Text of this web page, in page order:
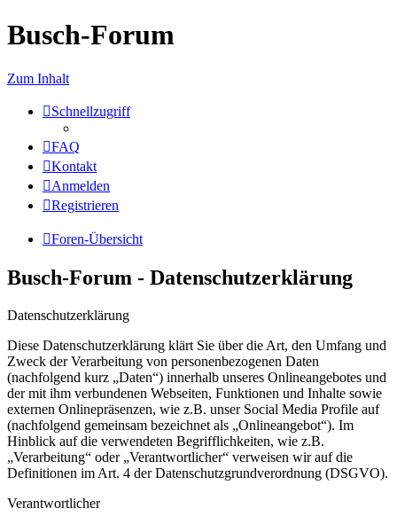
Busch-Forum
Zum Inhalt
Schnellzugriff
FAQ
Kontakt
Anmelden
Registrieren
Foren-Übersicht
Busch-Forum - Datenschutzerklärung
Datenschutzerklärung
Diese Datenschutzerklärung klärt Sie über die Art, den Umfang und
Zweck der Verarbeitung von personenbezogenen Daten
(nachfolgend kurz „Daten“) innerhalb unseres Onlineangebotes und
der mit ihm verbundenen Webseiten, Funktionen und Inhalte sowie
externen Onlinepräsenzen, wie z.B. unser Social Media Profile auf
(nachfolgend gemeinsam bezeichnet als „Onlineangebot“). Im
Hinblick auf die verwendeten Begrifflichkeiten, wie z.B.
„Verarbeitung“ oder „Verantwortlicher“ verweisen wir auf die
Definitionen im Art. 4 der Datenschutzgrundverordnung (DSGVO).
Verantwortlicher